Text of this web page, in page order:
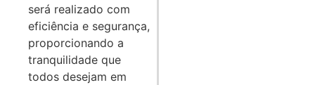
será realizado com
eficiência e segurança,
proporcionando a
tranquilidade que
todos desejam em